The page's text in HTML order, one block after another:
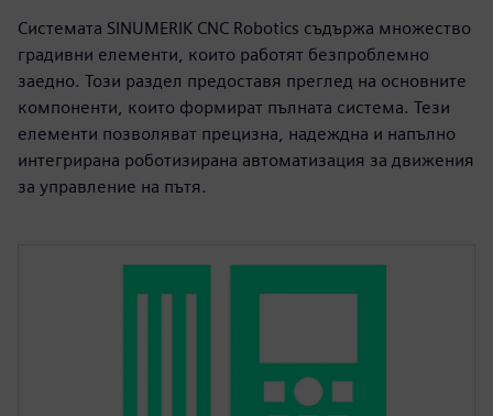
Системата SINUMERIK CNC Robotics съдържа множество
градивни елементи, които работят безпроблемно
заедно. Този раздел предоставя преглед на основните
компоненти, които формират пълната система. Тези
елементи позволяват прецизна, надеждна и напълно
интегрирана роботизирана автоматизация за движения
за управление на пътя.